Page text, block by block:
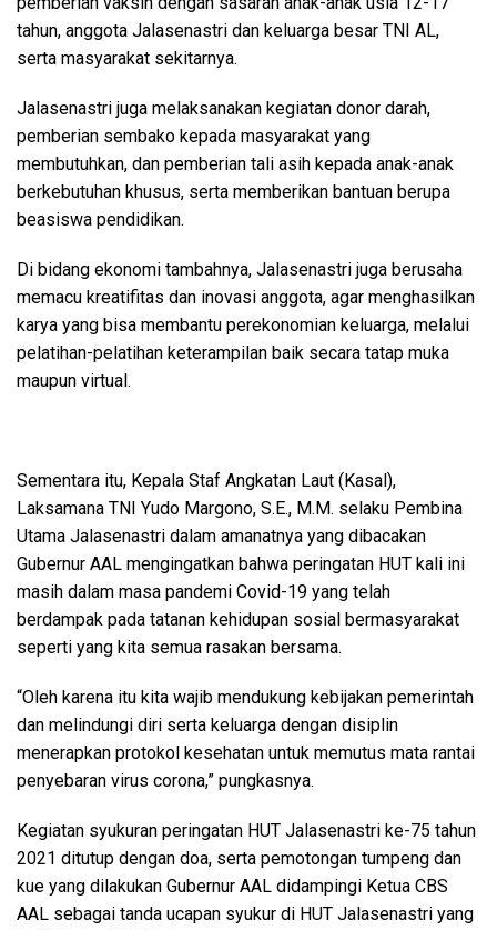
tahun, anggota Jalasenastri dan keluarga besar TNI AL,
serta masyarakat sekitarnya.
Jalasenastri juga melaksanakan kegiatan donor darah,
pemberian sembako kepada masyarakat yang
membutuhkan, dan pemberian tali asih kepada anak-anak
berkebutuhan khusus, serta memberikan bantuan berupa
beasiswa pendidikan.
Di bidang ekonomi tambahnya, Jalasenastri juga berusaha
memacu kreatifitas dan inovasi anggota, agar menghasilkan
karya yang bisa membantu perekonomian keluarga, melalui
pelatihan-pelatihan keterampilan baik secara tatap muka
maupun virtual.
Sementara itu, Kepala Staf Angkatan Laut (Kasal),
Laksamana TNI Yudo Margono, S.E., M.M. selaku Pembina
Utama Jalasenastri dalam amanatnya yang dibacakan
Gubernur AAL mengingatkan bahwa peringatan HUT kali ini
masih dalam masa pandemi Covid-19 yang telah
berdampak pada tatanan kehidupan sosial bermasyarakat
seperti yang kita semua rasakan bersama.
“Oleh karena itu kita wajib mendukung kebijakan pemerintah
dan melindungi diri serta keluarga dengan disiplin
menerapkan protokol kesehatan untuk memutus mata rantai
penyebaran virus corona,” pungkasnya.
Kegiatan syukuran peringatan HUT Jalasenastri ke-75 tahun
2021 ditutup dengan doa, serta pemotongan tumpeng dan
kue yang dilakukan Gubernur AAL didampingi Ketua CBS
AAL sebagai tanda ucapan syukur di HUT Jalasenastri yang